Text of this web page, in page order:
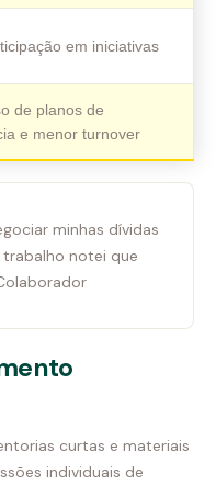
em iniciativas
de planos de
e menor turnover
minhas dívidas
notei que
curtas e materiais
individuais de